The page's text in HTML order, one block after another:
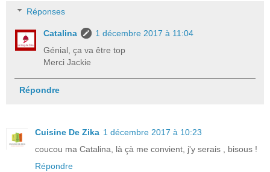
Réponses
Catalina
1 décembre 2017 à 11:04
Génial, ça va être top
Merci Jackie
Répondre
Cuisine De Zika 1 décembre 2017 à 10:23
coucou ma Catalina, là çà me convient, j'y serais , bisous !
Répondre